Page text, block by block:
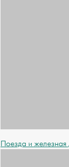
Поезда и